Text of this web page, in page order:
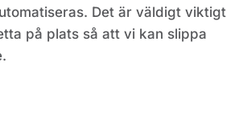
Det är väldigt viktigt
på plats så att vi kan slippa